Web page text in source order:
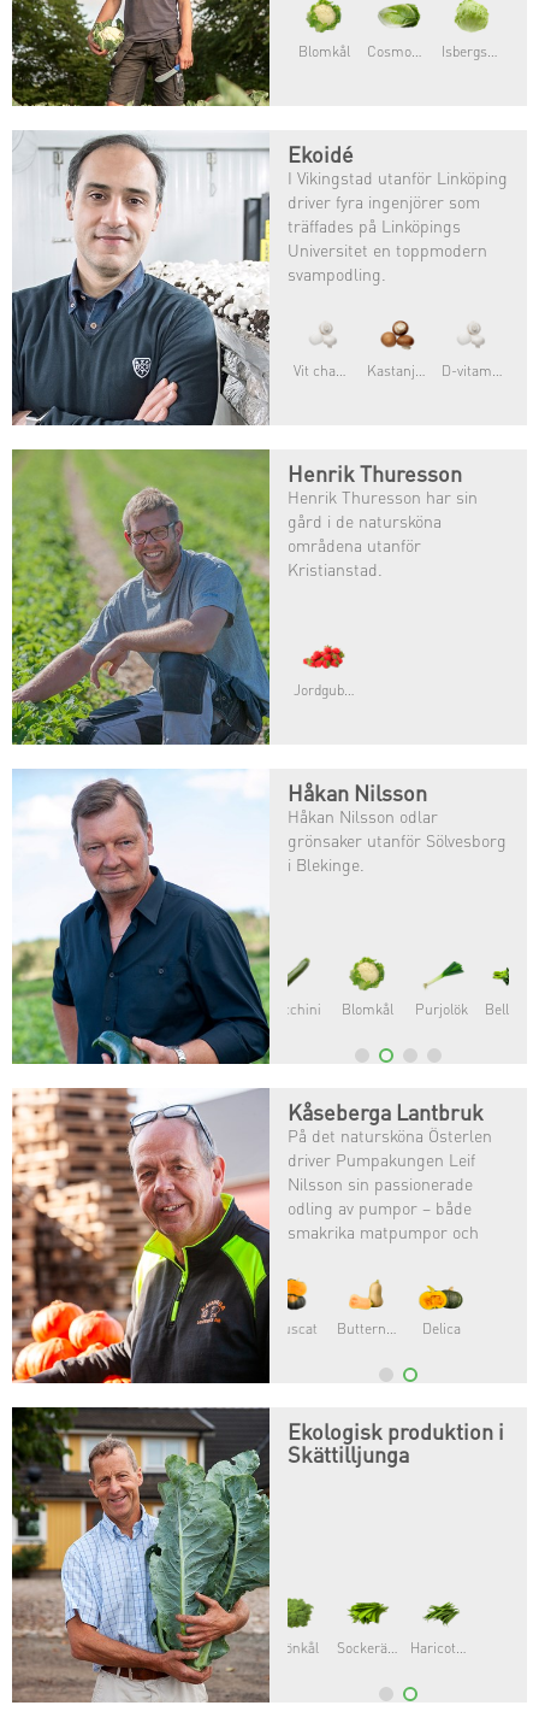
Blomkål Cosmopolitan® Isbergsallat
Ekoidé
I Vikingstad utanför Linköping
driver fyra ingenjörer som
träffades på Linköpings
Universitet en toppmodern
svampodling.
Vit champinjon Kastanjechampinjon D-vitaminsvamp
Henrik Thuresson
Henrik Thuresson har sin
gård i de natursköna
områdena utanför
Kristianstad.
Jordgubbar
Håkan Nilsson
Håkan Nilsson odlar
grönsaker utanför Sölvesborg
i Blekinge.
Blomkål Purjolök Bellaverde®
Kåseberga Lantbruk
På det natursköna Österlen
driver Pumpakungen Leif
Nilsson sin passionerade
odling av pumpor – både
smakrika matpumpor och
Butternut Delica
Ekologisk produktion i
Skättilljunga
Sockerärtor Haricots verts